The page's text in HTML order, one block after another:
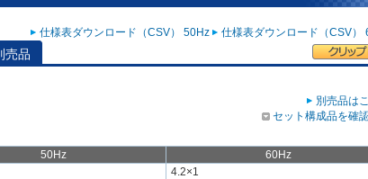
仕様表ダウンロード（CSV） 50Hz 仕様表ダウンロード（CSV）
売品
別売品は
セット構成品を確
50Hz
60Hz
4.2×1